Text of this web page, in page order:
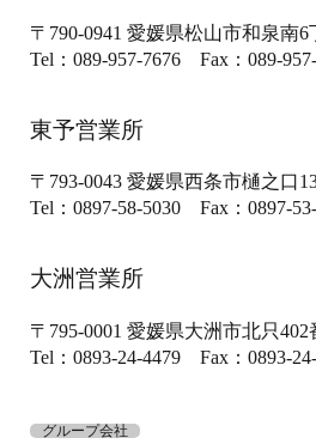
〒790-0941 愛媛県松山市和泉南6
Tel：089-957-7676 Fax：089-
東予営業所
〒793-0043 愛媛県西条市樋之口
Tel：0897-58-5030 Fax：0897-
大洲営業所
〒795-0001 愛媛県大洲市北只402
Tel：0893-24-4479 Fax：0893-
グループ会社